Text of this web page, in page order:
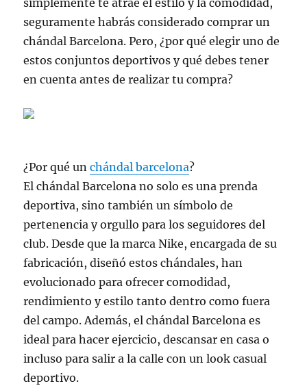
simplemente te atrae el estilo y la comodidad,
seguramente habrás considerado comprar un
chándal Barcelona. Pero, ¿por qué elegir uno de
estos conjuntos deportivos y qué debes tener
en cuenta antes de realizar tu compra?
¿Por qué unchándal barcelona?
El chándal Barcelona no solo es una prenda
deportiva, sino también un símbolo de
pertenencia y orgullo para los seguidores del
club. Desde que la marca Nike, encargada de su
fabricación, diseñó estos chándales, han
evolucionado para ofrecer comodidad,
rendimiento y estilo tanto dentro como fuera
del campo. Además, el chándal Barcelona es
ideal para hacer ejercicio, descansar en casa o
incluso para salir a la calle con un look casual
deportivo.